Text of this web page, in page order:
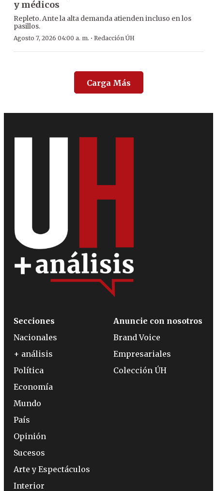
y médicos
Repleto. Ante la alta demanda atienden incluso en los
pasillos.
Agosto 7, 2026 04:00 a. m. · Redacción ÚH
Carga Más
Secciones
Nacionales
+ análisis
Política
Economía
Mundo
País
Opinión
Sucesos
Arte y Espectáculos
Interior
Anuncie con nosotros
Brand Voice
Empresariales
Colección ÚH